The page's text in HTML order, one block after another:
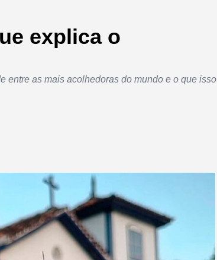
explica o
entre as mais acolhedoras do mundo e o que isso